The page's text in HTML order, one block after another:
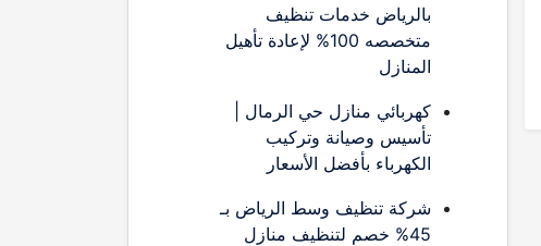
بالرياض خدمات تنظيف
متخصصه 100% لإعادة تأهيل
المنازل
كهربائي منازل حي الرمال |
تأسيس وصيانة وتركيب
الكهرباء بأفضل الأسعار
شركة تنظيف وسط الرياض بـ
45% خصم لتنظيف منازل